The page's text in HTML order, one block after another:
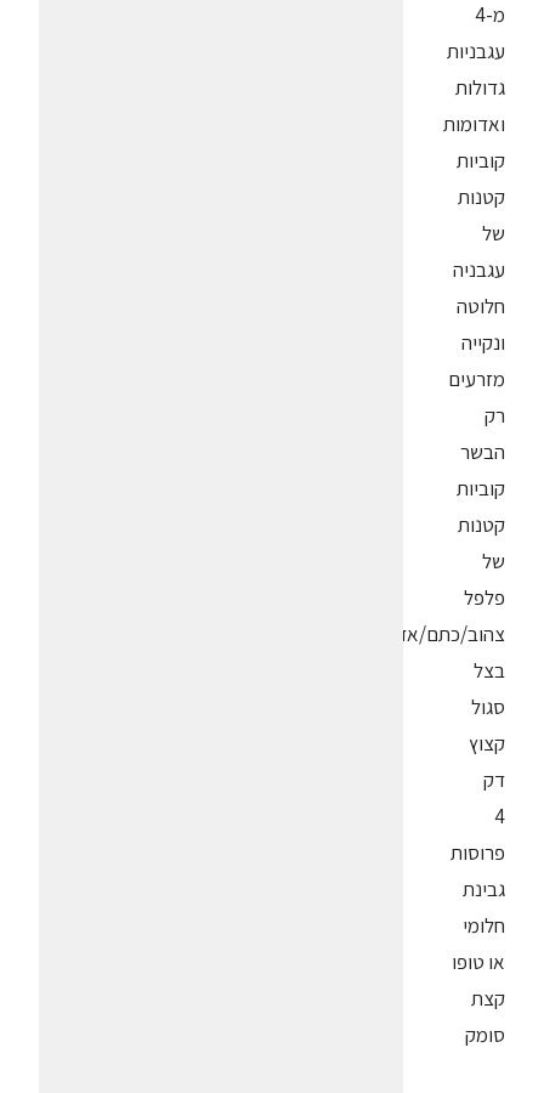
מ-4
עגבניות
גדולות
ואדומות
קוביות
קטנות
של
עגבניה
חלוטה
ונקייה
מזרעים
רק
הבשר
קוביות
קטנות
של
פלפל
צהוב/כתם/אדום
בצל
סגול
קצוץ
דק
4
פרוסות
גבינת
חלומי
או טופו
קצת
סומק